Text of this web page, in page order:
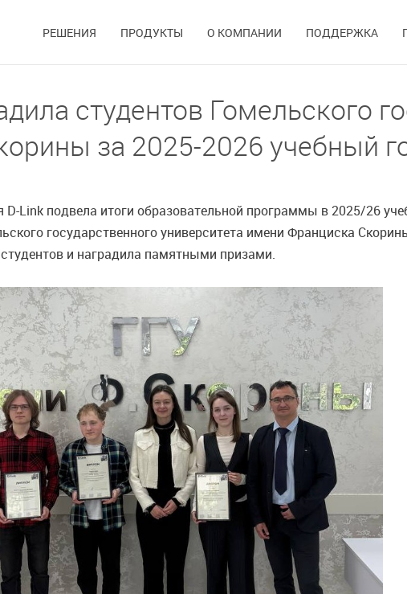
РЕШЕНИЯ ПРОДУКТЫ О КОМПАНИИ ПОДДЕРЖКА
студентов Гомельского
за 2025-2026 учебный
Link подвела итоги образовательной программы в 2025/26
государственного университета имени Франциска
и наградила памятными призами.